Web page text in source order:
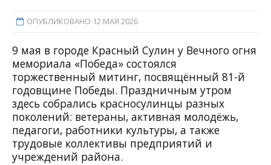
ОПУБЛИКОВАНО 12 МАЯ 2026
9 мая в городе Красный Сулин у Вечного огня
мемориала «Победа» состоялся
торжественный митинг, посвящённый 81-й
годовщине Победы. Праздничным утром
здесь собрались красносулинцы разных
поколений: ветераны, активная молодёжь,
педагоги, работники культуры, а также
трудовые коллективы предприятий и
учреждений района.